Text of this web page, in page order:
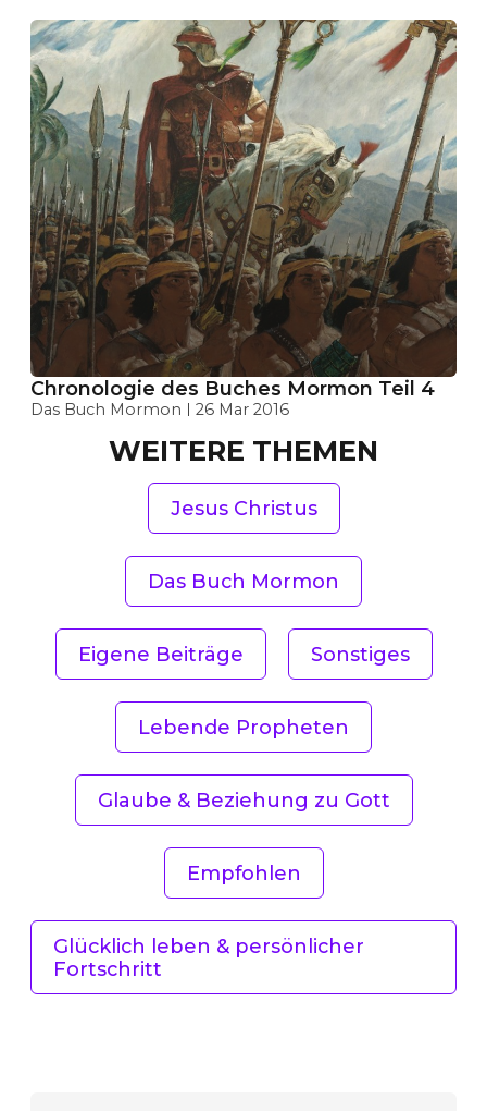
Chronologie des Buches Mormon Teil 4
Das Buch Mormon 26 Mar 2016
WEITERE THEMEN
Jesus Christus
Das Buch Mormon
Eigene Beiträge Sonstiges
Lebende Propheten
Glaube & Beziehung zu Gott
Empfohlen
Glücklich leben & persönlicher
Fortschritt